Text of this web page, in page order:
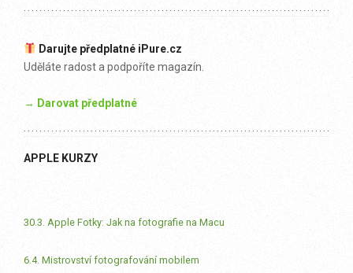
Darujte předplatné iPure.cz
Uděláte radost a podpoříte magazín.
→ Darovat předplatné
APPLE KURZY
30.3. Apple Fotky: Jak na fotografie na Macu
6.4. Mistrovství fotografování mobilem